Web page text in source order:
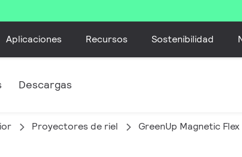
Aplicaciones Recursos Sostenibilidad
Descargas
Proyectores de riel GreenUp Magnetic Flex